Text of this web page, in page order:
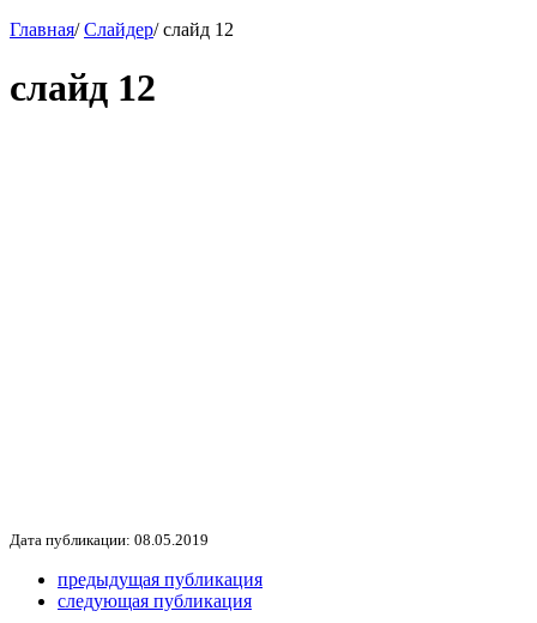
Главная/ Слайдер/ слайд 12
слайд 12
Дата публикации: 08.05.2019
предыдущая публикация
следующая публикация